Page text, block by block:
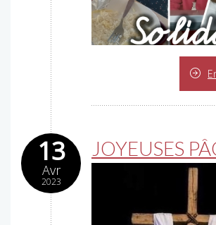
13
Avr
2023
JOYEUSES